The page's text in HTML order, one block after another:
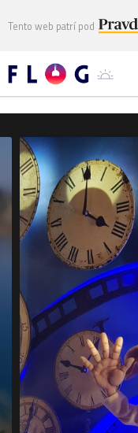
Tento web patrí pod